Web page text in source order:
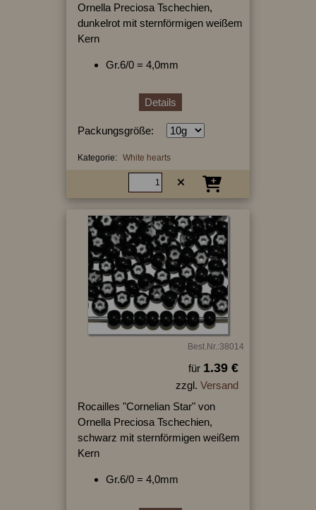
Ornella Preciosa Tschechien,
dunkelrot mit sternförmigen weißem
Kern
Gr.6/0 = 4,0mm
Details
Packungsgröße:
Kategorie: White hearts
Best.Nr.:38014
für 1.39 €
zzgl. Versand
Rocailles "Cornelian Star" von
Ornella Preciosa Tschechien,
schwarz mit sternförmigen weißem
Kern
Gr.6/0 = 4,0mm